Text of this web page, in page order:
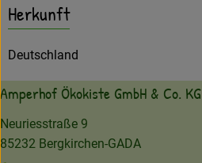
Herkunft
Deutschland
Amperhof Ökokiste GmbH & Co. KG
Neuriesstraße 9
85232 Bergkirchen-GADA